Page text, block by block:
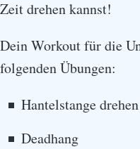
Zeit drehen kannst!
Dein Workout für die
folgenden Übungen:
Hantelstange
Deadhang